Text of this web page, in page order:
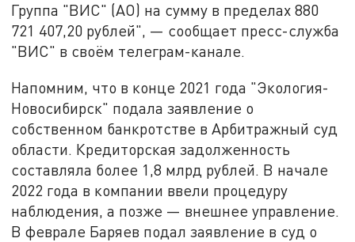
Группа "ВИС" (АО) на сумму в пределах 880
721 407,20 рублей", — сообщает пресс-служба
"ВИС" в своём телеграм-канале.
Напомним, что в конце 2021 года "Экология-
Новосибирск" подала заявление о
собственном банкротстве в Арбитражный суд
области. Кредиторская задолженность
составляла более 1,8 млрд рублей. В начале
2022 года в компании ввели процедуру
наблюдения, а позже — внешнее управление.
В феврале Баряев подал заявление в суд о